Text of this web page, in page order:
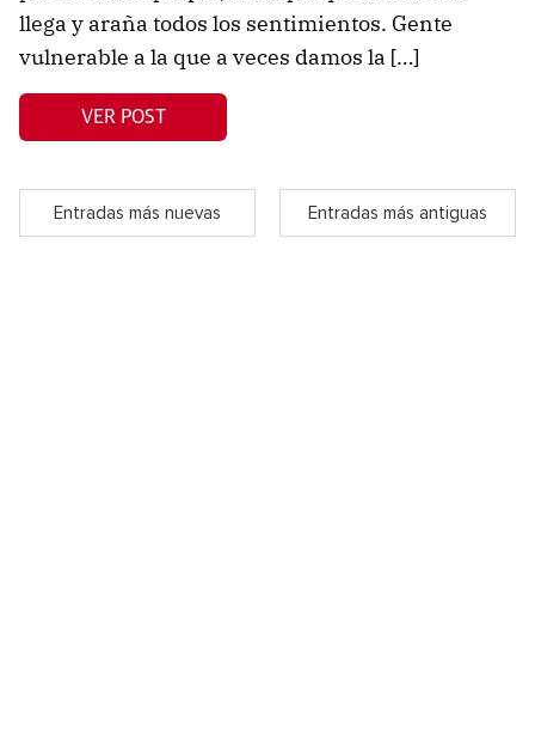
llega y araña todos los sentimientos. Gente
vulnerable a la que a veces damos la […]
VER POST
Entradas más nuevas Entradas más antiguas